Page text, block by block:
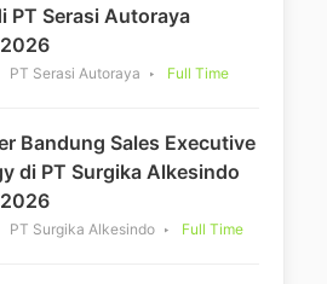
PT Serasi Autoraya
PT Serasi Autoraya Full Time
Bandung Sales Executive
di PT Surgika Alkesindo
PT Surgika Alkesindo Full Time